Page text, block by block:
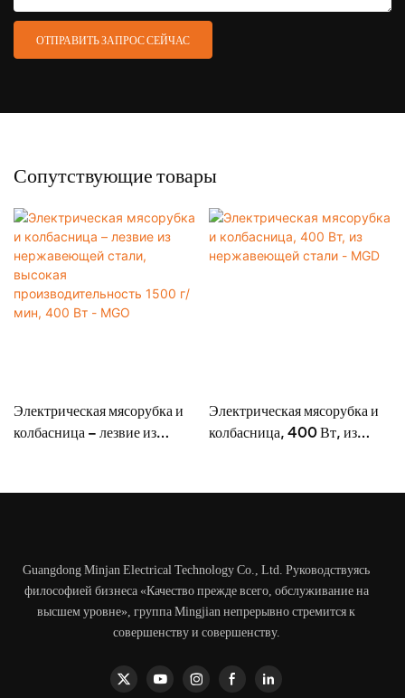
ОТПРАВИТЬ ЗАПРОС СЕЙЧАС
Сопутствующие товары
Электрическая мясорубка и
колбасница – лезвие из
мин, 400 Вт - MGO
Электрическая мясорубка и
колбасница, 400 Вт, из
Guangdong Minjan Electrical Technology Co., Ltd. Руководствуясь
философией бизнеса «Качество прежде всего, обслуживание на
высшем уровне», группа Mingjian непрерывно стремится к
совершенству и совершенству.